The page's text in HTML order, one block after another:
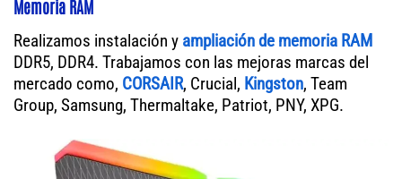
Memoria RAM
Realizamos instalación y ampliación de memoria RAM
DDR5, DDR4. Trabajamos con las mejoras marcas del
mercado como, CORSAIR, Crucial, Kingston, Team
Group, Samsung, Thermaltake, Patriot, PNY, XPG.